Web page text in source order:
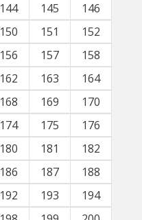
144 145
146
150 151
152
156 157
158
162 163
164
168 169
170
174 175
176
180 181
182
186 187
188
192 193
194